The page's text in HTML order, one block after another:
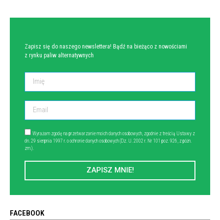
Zapisz się do naszego newslettera! Bądź na bieżąco z nowościami
z rynku paliw alternatywnych
Wyrażam zgodę na przetwarzanie moich danych osobowych, zgodnie z treścią Ustawy z
dn. 29 sierpnia 1997 r. o ochronie danych osobowych (Dz. U. 2002 r. Nr 101 poz. 926, z późn.
zm.).
ZAPISZ MNIE!
FACEBOOK